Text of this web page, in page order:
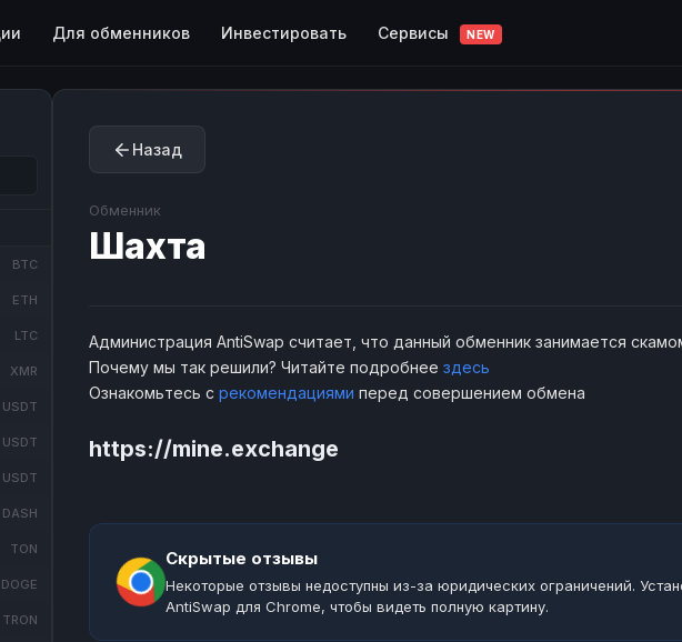
Для обменников Инвестировать Сервисы NEW
BTC
ETH
LTC
XMR
USDT
USDT
USDT
DASH
TON
DOGE
TRON
Назад
Обменник
Шахта
Администрация AntiSwap считает, что данный обменник занимается
Почему мы так решили? Читайте подробнее здесь
Ознакомьтесь с рекомендациями перед совершением обмена
https://mine.exchange
Скрытые отзывы
Некоторые отзывы недоступны из-за юридических ограничений.
AntiSwap для Chrome, чтобы видеть полную картину.